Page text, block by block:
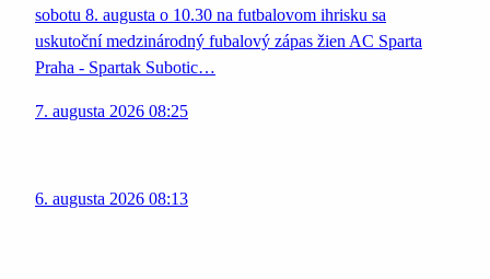
sobotu 8. augusta o 10.30 na futbalovom ihrisku sa
uskutoční medzinárodný fubalový zápas žien AC Sparta
Praha - Spartak Subotic…
7. augusta 2026 08:25
6. augusta 2026 08:13